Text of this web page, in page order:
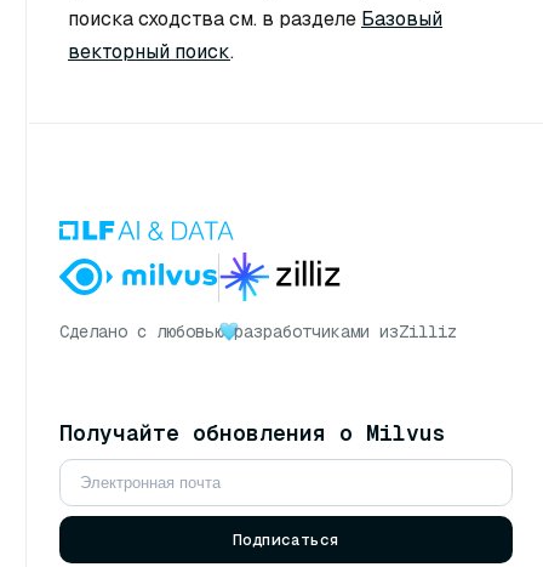
поиска сходства см. в разделе Базовый
векторный поиск.
Сделано с любовью разработчиками изZilliz
Получайте обновления о Milvus
Подписаться